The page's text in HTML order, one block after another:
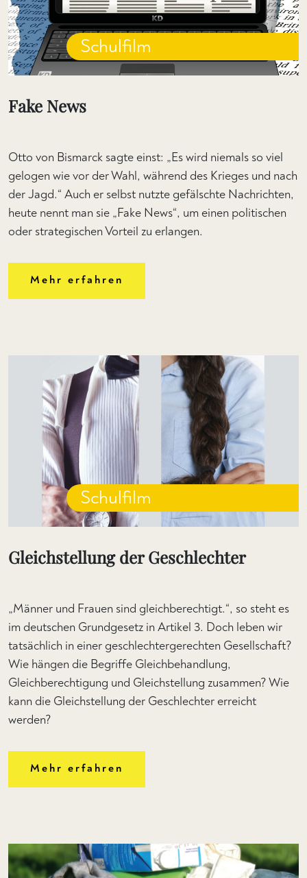
Schulfilm
Fake News
Otto von Bismarck sagte einst: „Es wird niemals so viel
gelogen wie vor der Wahl, während des Krieges und nach
der Jagd.“ Auch er selbst nutzte gefälschte Nachrichten,
heute nennt man sie „Fake News“, um einen politischen
oder strategischen Vorteil zu erlangen.
Mehr erfahren
Schulfilm
Gleichstellung der Geschlechter
„Männer und Frauen sind gleichberechtigt.“, so steht es
im deutschen Grundgesetz in Artikel 3. Doch leben wir
tatsächlich in einer geschlechtergerechten Gesellschaft?
Wie hängen die Begriffe Gleichbehandlung,
Gleichberechtigung und Gleichstellung zusammen? Wie
kann die Gleichstellung der Geschlechter erreicht
werden?
Mehr erfahren